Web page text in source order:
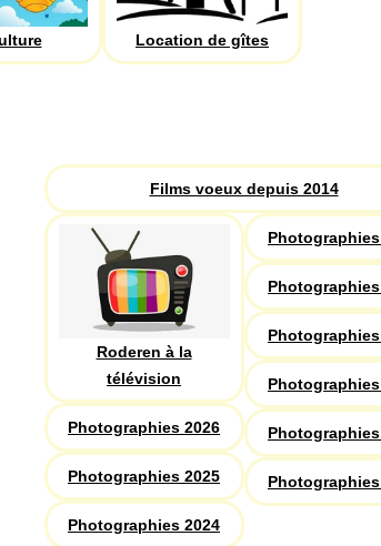
Location de gîtes
Films voeux depuis 2014
Roderen à la
télévision
Photographies 2026
Photographies 2025
Photographies 2024